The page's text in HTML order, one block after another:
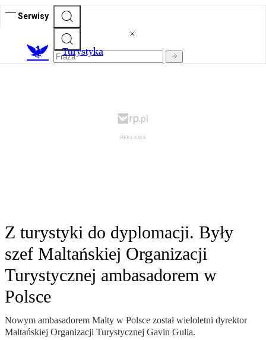
Serwisy
Turystyka
Z turystyki do dyplomacji. Były
szef Maltańskiej Organizacji
Turystycznej ambasadorem w
Polsce
Nowym ambasadorem Malty w Polsce został wieloletni dyrektor
Maltańskiej Organizacji Turystycznej Gavin Gulia.